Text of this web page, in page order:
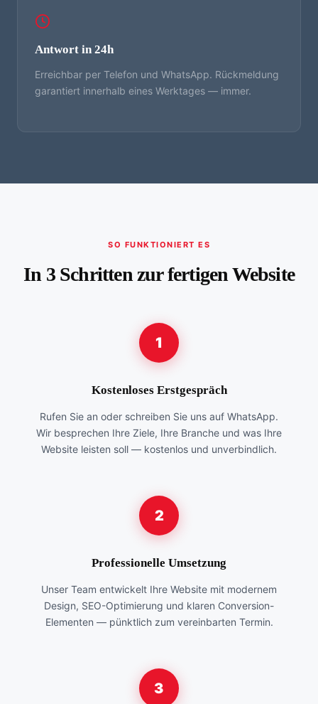
Antwort in 24h
Erreichbar per Telefon und WhatsApp. Rückmeldung
garantiert innerhalb eines Werktages — immer.
SO FUNKTIONIERT ES
In 3 Schritten zur fertigen Website
1
Kostenloses Erstgespräch
Rufen Sie an oder schreiben Sie uns auf WhatsApp.
Wir besprechen Ihre Ziele, Ihre Branche und was Ihre
Website leisten soll — kostenlos und unverbindlich.
2
Professionelle Umsetzung
Unser Team entwickelt Ihre Website mit modernem
Design, SEO-Optimierung und klaren Conversion-
Elementen — pünktlich zum vereinbarten Termin.
3